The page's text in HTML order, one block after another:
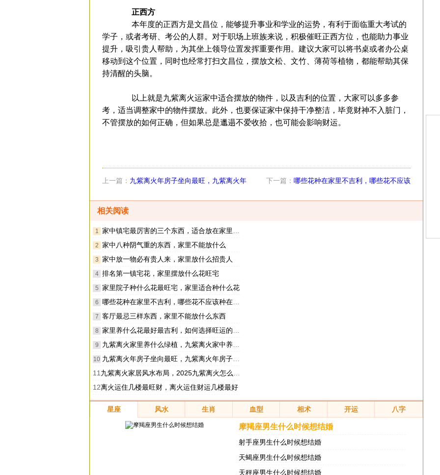
正西方
本年度的正西方是文昌位，能够提升事业和学业的运势，有利于面临重大考试的
学子，或者考研、考公的人群。对于职场上班族来说，积极催旺正西方位，也能助力事业
提升，吸引贵人帮助，为其坐上领导位置发挥重要作用。建议大家可以将书桌或者办公桌
移动到这个位置，同时也经常打扫文昌位，摆放文松、文竹、薄荷等植物，都能帮助其保
持清醒的头脑。
以上就是九紫离火运家中适合摆放的物件，以及吉利的位置，大家可以多多参
考，适当调整家中的物件摆放。此外，也要保证家中保持干净整洁，毕竟财神不入脏门，
不管摆放的如何正确，但如果总是邋遢不爱收拾，也可能会影响财运。
上一篇： 九紫离火年房子坐向最旺，九紫离火年
房子朝哪里好
下一篇： 哪些花种在家里不吉利，哪些花不应该
相关阅读
1 家中镇宅最厉害的三个东西，适合放在家里的物品
2 家中八种阴气重的东西，家里不能放什么
3 家中放一物必有贵人来，家里放什么招贵人
4 排名第一镇宅花，家里摆放什么花旺宅
5 家里院子种什么花最旺宅，家里适合种什么花
6 哪些花种在家里不吉利，哪些花不应该种在家里
7 客厅最忌三样东西，家里不能放什么东西
8 家里养什么花最好最吉利，如何选择旺运的花草
9 九紫离火家里养什么绿植，九紫离火家中养什么绿植好
10 九紫离火年房子坐向最旺，九紫离火年房子朝哪里好
11 九紫离火家居风水布局，2025九紫离火怎么布置家居
12离火运住几楼最旺财，离火运住财运几楼最好
星座 风水 生肖 血型 相术 开运 八字
摩羯座男生什么时候想结婚
射手座男生什么时候想结婚
天蝎座男生什么时候想结婚
天秤座男生什么时候想结婚